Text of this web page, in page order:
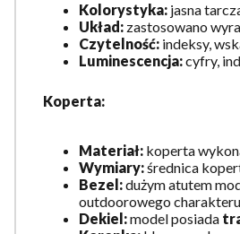
Kolorystyka: jasna
Układ: zastosowano
Czytelność: indeksy,
Luminescencja:cyfry,
Koperta:
Materiał: koperta
Wymiary:średnica
Bezel:dużym atutem
outdoorowego
Dekiel:model posiada